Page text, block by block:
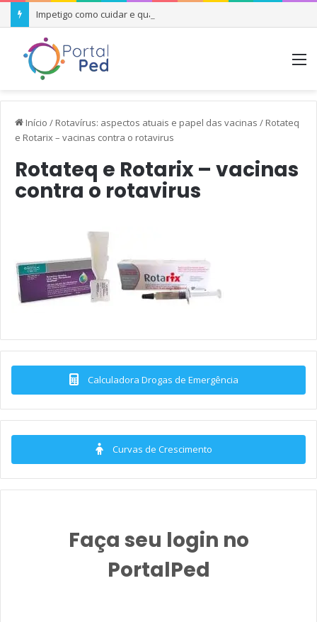
Impetigo como cuidar e quando se preocupar
Início / Rotavírus: aspectos atuais e papel das vacinas / Rotateq
e Rotarix – vacinas contra o rotavirus
Rotateq e Rotarix – vacinas
contra o rotavirus
Calculadora Drogas de Emergência
Curvas de Crescimento
Faça seu login no
PortalPed